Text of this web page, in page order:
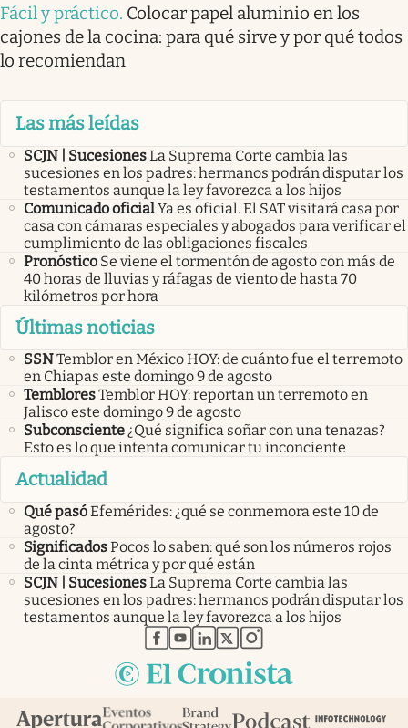
Fácil y práctico. Colocar papel aluminio en los
cajones de la cocina: para qué sirve y por qué todos
lo recomiendan
Las más leídas
SCJN | SucesionesLa Suprema Corte cambia las
sucesiones en los padres: hermanos podrán disputar los
testamentos aunque la ley favorezca a los hijos
Comunicado oficialYa es oficial. El SAT visitará casa por
casa con cámaras especiales y abogados para verificar el
cumplimiento de las obligaciones fiscales
Pronóstico Se viene el tormentón de agosto con más de
40 horas de lluvias y ráfagas de viento de hasta 70
kilómetros por hora
Últimas noticias
SSNTemblor en México HOY: de cuánto fue el terremoto
en Chiapas este domingo 9 de agosto
TembloresTemblor HOY: reportan un terremoto en
Jalisco este domingo 9 de agosto
Subconsciente¿Qué significa soñar con una tenazas?
Esto es lo que intenta comunicar tu inconciente
Actualidad
Qué pasóEfemérides: ¿qué se conmemora este 10 de
agosto?
SignificadosPocos lo saben: qué son los números rojos
de la cinta métrica y por qué están
SCJN | SucesionesLa Suprema Corte cambia las
sucesiones en los padres: hermanos podrán disputar los
testamentos aunque la ley favorezca a los hijos
abre en nueva pestaña
abre en nueva pestaña
abre en nueva pestaña
abre en nueva pestaña
abre en nueva pestaña